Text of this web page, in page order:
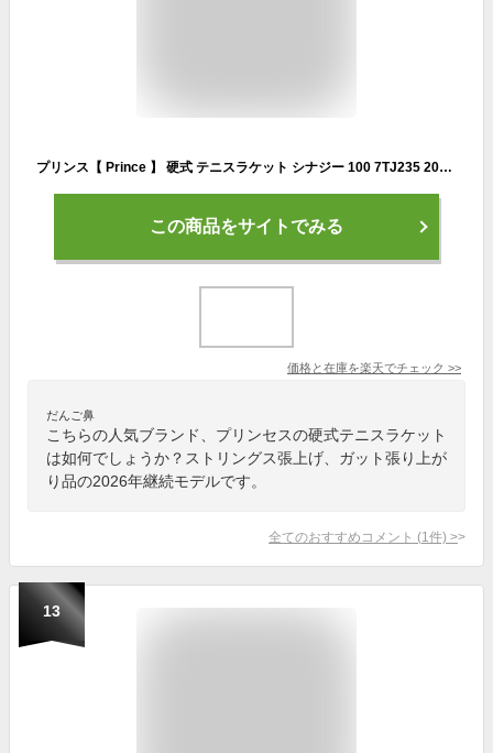
プリンス【 Prince 】 硬式 テニスラケット シナジー 100 7TJ235 2026年継続モデル【 SYNERGY 100 硬式ラケット ストリングス張上げ ガット張り上がり品 】【翌日配達対象】【メール便不可】[自社]
この商品をサイトでみる
価格と在庫を楽天でチェック >>
だんご鼻
こちらの人気ブランド、プリンセスの硬式テニスラケット
は如何でしょうか？ストリングス張上げ、ガット張り上が
り品の2026年継続モデルです。
全てのおすすめコメント (1 件) >
13